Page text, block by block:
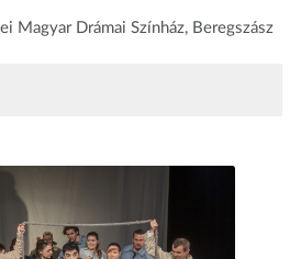
Magyar Drámai Színház, Beregszász